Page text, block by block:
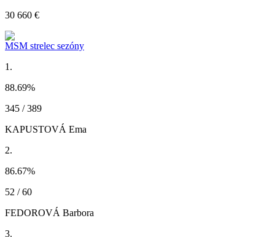
30 660 €
MSM strelec sezóny
1.
88.69%
345 / 389
KAPUSTOVÁ Ema
2.
86.67%
52 / 60
FEDOROVÁ Barbora
3.